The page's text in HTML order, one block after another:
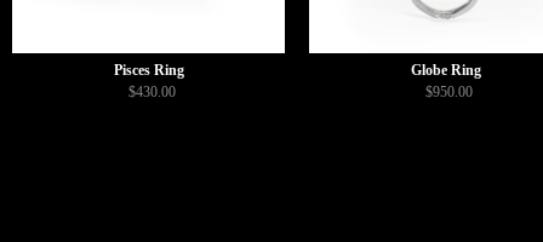
Pisces Ring
$430.00
Globe Ring
$950.00